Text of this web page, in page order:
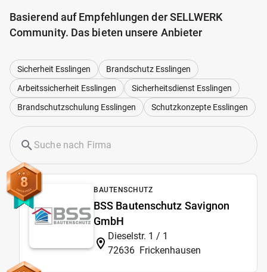
Basierend auf Empfehlungen der SELLWERK
Community. Das bieten unsere Anbieter
Sicherheit Esslingen
Brandschutz Esslingen
Arbeitssicherheit Esslingen
Sicherheitsdienst Esslingen
Brandschutzschulung Esslingen
Schutzkonzepte Esslingen
8 BAUTENSCHUTZ
BSS Bautenschutz Savignon
GmbH
Dieselstr. 1 / 1
72636 Frickenhausen